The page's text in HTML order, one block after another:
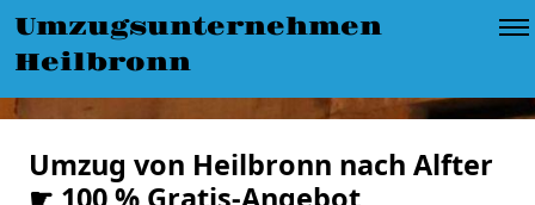
Umzugsunternehmen
Heilbronn
Umzug von Heilbronn nach Alfter